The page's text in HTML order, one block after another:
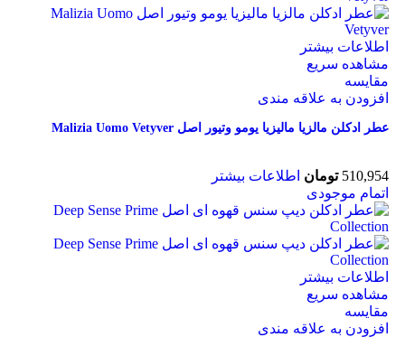
اطلاعات بیشتر
مشاهده سریع
مقایسه
افزودن به علاقه مندی
عطر ادکلن مالزیا مالیزیا یومو وتیور اصل Malizia Uomo Vetyver
510,954 تومان اطلاعات بیشتر
اتمام موجودی
اطلاعات بیشتر
مشاهده سریع
مقایسه
افزودن به علاقه مندی